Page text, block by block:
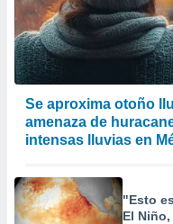
Se aproxima otoño
amenaza de
intensas lluvias en
"Esto
El